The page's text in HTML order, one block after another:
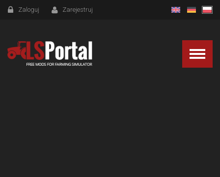
Zaloguj Zarejestruj